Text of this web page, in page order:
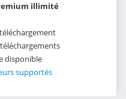
illimité
disponible
supportés